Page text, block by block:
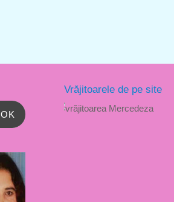
OK
Vrăjitoarele de pe site